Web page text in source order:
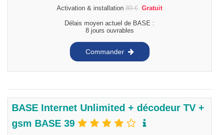
Activation & installation 89€ Gratuit
Délais moyen actuel de BASE :
8 jours ouvrables
Commander
BASE Internet Unlimited + décodeur TV +
gsm BASE 39